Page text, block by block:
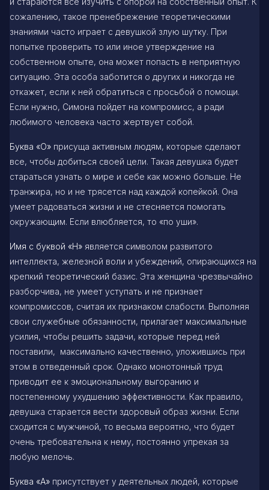
сожалению, такое пренебрежение теоретическими
знаниями часто играет с девушкой злую шутку. При
попытке проверить то или иное утверждение на
собственном опыте, она может попасть в неприятную
ситуацию. Эта особа заботится о других и никогда не
откажет, если к ней обратиться с просьбой о помощи.
Если нужно, Симона пойдет на компромисс, а ради
любимого человека часто жертвует собой.
Буква «О» присуща активным людям, которые сделают
все, чтобы добиться своей цели. Такая девушка будет
стараться узнать о мире и себе как можно больше. Не
транжира, но и не трясется над каждой копейкой. Она
умеет радоваться жизни и не стесняется помогать
окружающим. Если влюбляется, то «по уши».
Имя с буквой «Н» является символом развитого
интеллекта, железной воли и убеждений, опирающихся на
крепкий теоретический базис. Эта женщина чрезвычайно
разборчива, не умеет уступать и не признает
компромиссов, считая их признаком слабости. Выполняя
свои служебные обязанности, прилагает максимальные
усилия, чтобы решить задачи, которые перед ней
поставили, максимально качественно, уложившись при
этом в отведенный срок. Однако монотонный труд
приводит ее к эмоциональному выгоранию и
постепенному ухудшению эффективности. Как правило,
девушка старается вести здоровый образ жизни. Если
сходится с мужчиной, то весьма вероятно, что будет
очень требовательна к нему, постоянно упрекая за
любую мелочь.
Буква «А» присутствует у деятельных людей, которые